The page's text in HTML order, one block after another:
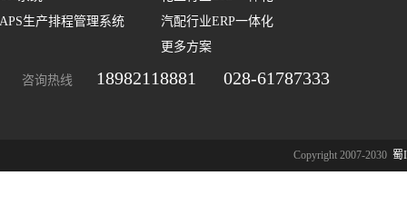
APS生产排程管理系统
汽配行业ERP一体化
更多方案
咨询热线 18982118881 028-61787333
Copyright 2007-2030 蜀